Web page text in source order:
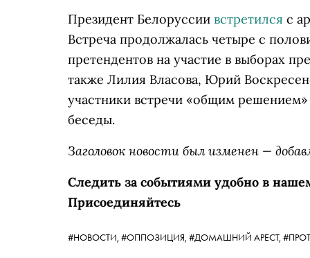
Президент Белоруссии встретился с
Встреча продолжалась четыре с
претендентов на участие в выборах
также Лилия Власова, Юрий
участники встречи «общим
беседы.
Заголовок новости был изменен —
Следить за событиями удобно в
Присоединяйтесь
#НОВОСТИ, #ОППОЗИЦИЯ, #ДОМАШНИЙ АРЕСТ,